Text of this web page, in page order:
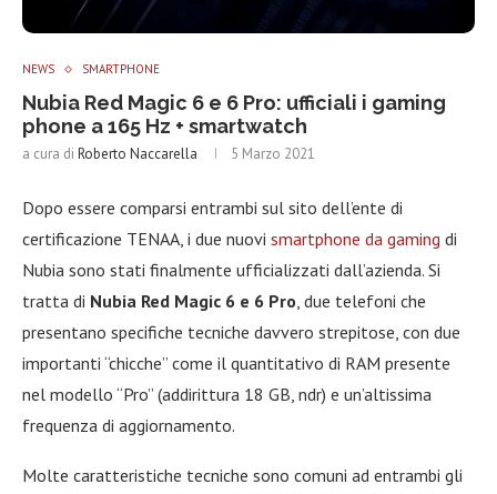
NEWS SMARTPHONE
Nubia Red Magic 6 e 6 Pro: ufficiali i gaming
phone a 165 Hz + smartwatch
a cura di Roberto Naccarella 5 Marzo 2021
Dopo essere comparsi entrambi sul sito dell’ente di
certificazione TENAA, i due nuovi smartphone da gaming di
Nubia sono stati finalmente ufficializzati dall’azienda. Si
tratta di Nubia Red Magic 6 e 6 Pro, due telefoni che
presentano specifiche tecniche davvero strepitose, con due
importanti “chicche” come il quantitativo di RAM presente
nel modello “Pro” (addirittura 18 GB, ndr) e un’altissima
frequenza di aggiornamento.
Molte caratteristiche tecniche sono comuni ad entrambi gli